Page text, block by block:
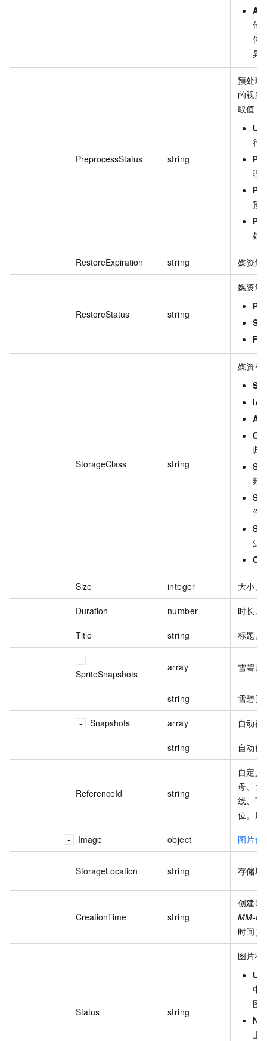
传
传
异
PreprocessStatus string
预处理
的视频
取值：
行
理
预
处
RestoreExpiration string 媒资解
RestoreStatus string
媒资解
StorageClass string
媒资存
IA
归
频
件
源
Size integer 大小。
Duration number 时长。
Title string 标题。
SpriteSnapshots
array 雪碧图
string 雪碧图
Snapshots array 自动截
string 自动截
ReferenceId string
自定义
母、大
线、下
位。用
Image object 图片信
StorageLocation string 存储地
CreationTime string
创建时
MM-dd
时间）
Status string
图片状
中
图
上